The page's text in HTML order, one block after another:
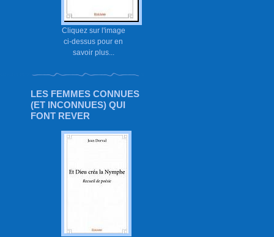
Cliquez sur l'image
ci-dessus pour en
savoir plus...
LES FEMMES CONNUES
(ET INCONNUES) QUI
FONT REVER